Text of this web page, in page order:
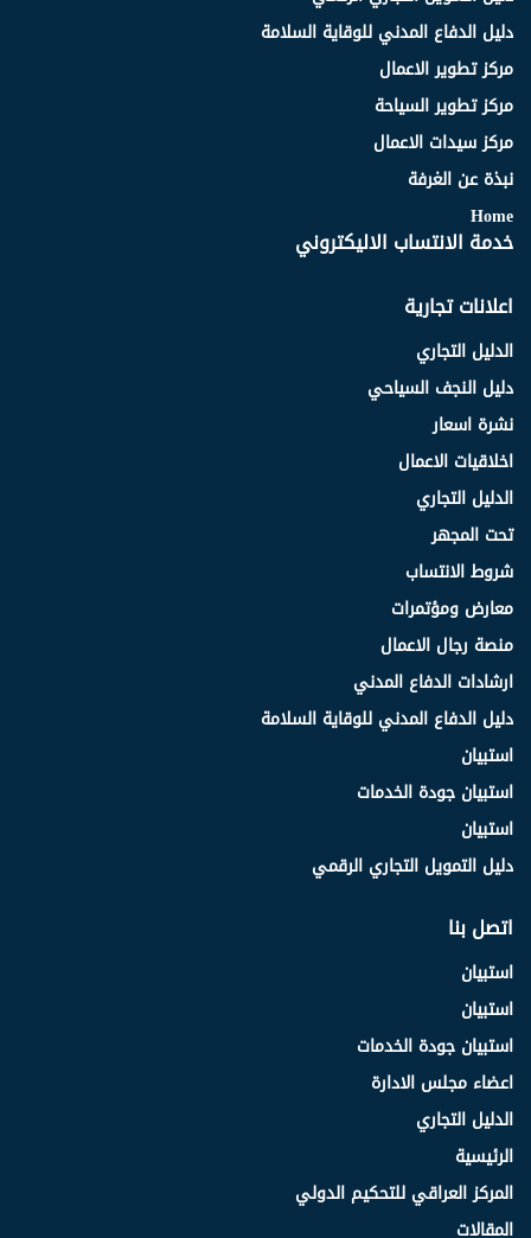
دليل الدفاع المدني للوقاية السلامة
مركز تطوير الاعمال
مركز تطوير السياحة
مركز سيدات الاعمال
نبذة عن الغرفة
Home
خدمة الانتساب الاليكتروني
اعلانات تجارية
الدليل التجاري
دليل النجف السياحي
نشرة اسعار
اخلاقيات الاعمال
الدليل التجاري
تحت المجهر
شروط الانتساب
معارض ومؤتمرات
منصة رجال الاعمال
ارشادات الدفاع المدني
دليل الدفاع المدني للوقاية السلامة
استبيان
استبيان جودة الخدمات
استبيان
دليل التمويل التجاري الرقمي
اتصل بنا
استبيان
استبيان
استبيان جودة الخدمات
اعضاء مجلس الادارة
الدليل التجاري
الرئيسية
المركز العراقي للتحكيم الدولي
المقالات